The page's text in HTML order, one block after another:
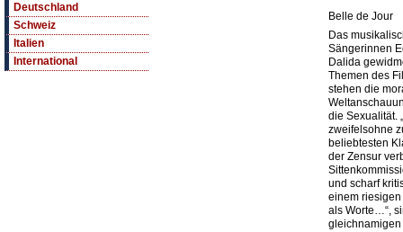
Deutschland
Schweiz
Italien
International
Belle de Jour
Das
Sängerinnen
Dalida
Themen des
stehen die
die Sexualität.
zweifelsohne
beliebtesten
der Zensur
und scharf
einem riesigen
als Worte…“,